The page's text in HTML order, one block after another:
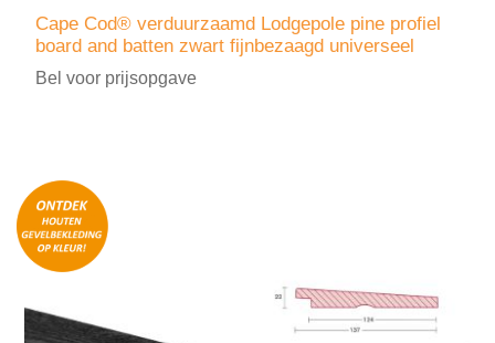
Cape Cod® verduurzaamd Lodgepole pine profiel
board and batten zwart fijnbezaagd universeel
Bel voor prijsopgave